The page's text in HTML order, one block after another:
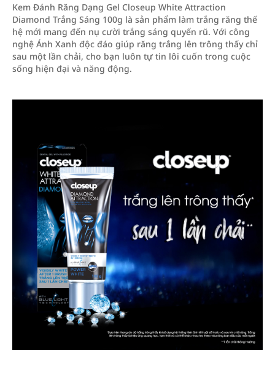
Kem Đánh Răng Dạng Gel Closeup White Attraction
Diamond Trắng Sáng 100g là sản phẩm làm trắng răng thế
hệ mới mang đến nụ cười trắng sáng quyến rũ. Với công
nghệ Ánh Xanh độc đáo giúp răng trắng lên trông thấy chỉ
sau một lần chải, cho bạn luôn tự tin lôi cuốn trong cuộc
sống hiện đại và năng động.